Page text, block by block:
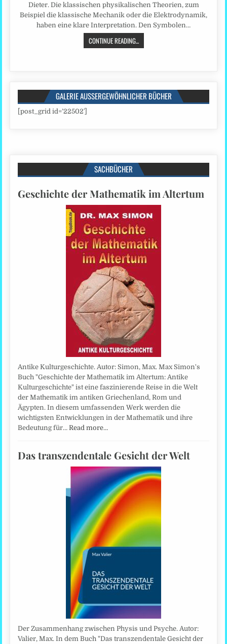
Dieter. Die klassischen physikalischen Theorien, zum
Beispiel die klassische Mechanik oder die Elektrodynamik,
haben eine klare Interpretation. Den Symbolen…
CONTINUE READING...
GALERIE AUSSERGEWÖHNLICHER BÜCHER
[post_grid id=’22502′]
SACHBÜCHER
Geschichte der Mathematik im Altertum
Antike Kulturgeschichte. Autor: Simon, Max. Max Simon's
Buch "Geschichte der Mathematik im Altertum: Antike
Kulturgeschichte" ist eine faszinierende Reise in die Welt
der Mathematik im antiken Griechenland, Rom und
Ägypten. In diesem umfassenden Werk werden die
wichtigsten Entwicklungen in der Mathematik und ihre
Bedeutung für…Read more…
Das transzendentale Gesicht der Welt
Der Zusammenhang zwischen Physis und Psyche. Autor:
Valier, Max. In dem Buch "Das transzendentale Gesicht der